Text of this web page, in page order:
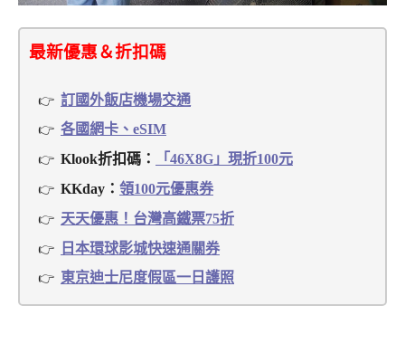
最新優惠＆折扣碼
訂國外飯店機場交通
各國網卡、eSIM
Klook折扣碼：
「46X8G」現折100元
KKday： 領100元優惠券
天天優惠！台灣高鐵票75折
日本環球影城快速通關券
東京迪士尼度假區一日護照